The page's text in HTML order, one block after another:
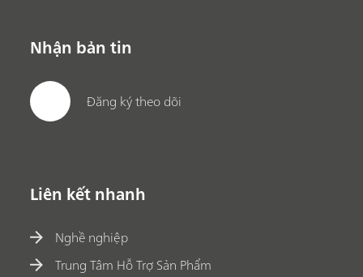
Nhận bản tin
Đăng ký theo dõi
Liên kết nhanh
Nghề nghiệp
Trung Tâm Hỗ Trợ Sản Phẩm